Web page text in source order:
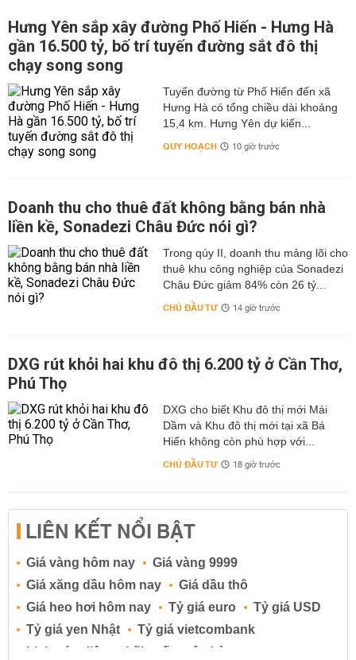
Hưng Yên sắp xây đường Phố Hiến - Hưng Hà
gần 16.500 tỷ, bố trí tuyến đường sắt đô thị
chạy song song
Tuyến đường từ Phố Hiến đến xã
Hưng Hà có tổng chiều dài khoảng
15,4 km. Hưng Yên dự kiến...
QUY HOẠCH 10 giờ trước
Doanh thu cho thuê đất không bằng bán nhà
liền kề, Sonadezi Châu Đức nói gì?
Trong qúy II, doanh thu mảng lõi cho
thuê khu công nghiệp của Sonadezi
Châu Đức giảm 84% còn 26 tỷ...
CHỦ ĐẦU TƯ 14 giờ trước
DXG rút khỏi hai khu đô thị 6.200 tỷ ở Cần Thơ,
Phú Thọ
DXG cho biết Khu đô thị mới Mái
Dầm và Khu đô thị mới tại xã Bá
Hiến không còn phù hợp với...
CHỦ ĐẦU TƯ 18 giờ trước
LIÊN KẾT NỔI BẬT
Giá vàng hôm nay
Giá vàng 9999
Giá xăng dầu hôm nay
Giá dầu thô
Giá heo hơi hôm nay
Tỷ giá euro
Tỷ giá USD
Tỷ giá yen Nhật
Tỷ giá vietcombank
Lịch cúp điện
Lãi suất ngân hàng